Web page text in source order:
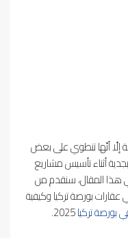
إلّا أنّها تنطوي على بعض
أثناء تأسيس مشاريع
هذا المقال، سنقدم من
عقارات بورصة تركيا وكيفية
بورصة تركيا